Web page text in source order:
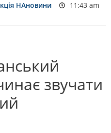
НАновини
11:43 am
звучати